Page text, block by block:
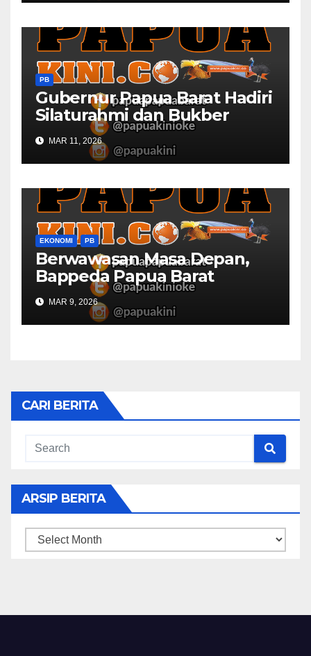
PB
Gubernur Papua Barat Hadiri
Silaturahmi dan Bukber
Bersama DPR RI dan
Mendagri di IPDN
MAR 11, 2026
EKONOMI PB
Berwawasan Masa Depan,
Bappeda Papua Barat
Konsultasi Publik RKPD 2027
MAR 9, 2026
CARI BERITA
ARSIP BERITA
ARSIP